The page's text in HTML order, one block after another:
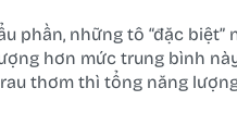
phần, những tô “đặc biệt”
hơn mức trung bình
thơm thì tổng năng